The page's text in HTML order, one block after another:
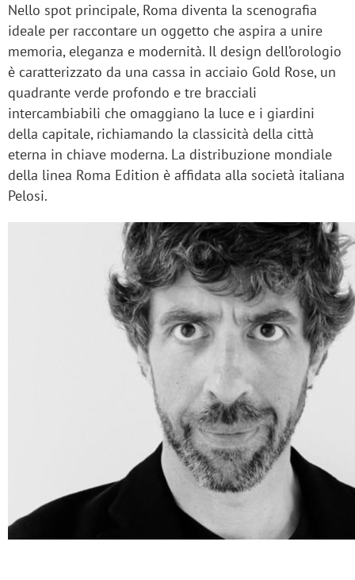
Nello spot principale, Roma diventa la scenografia
ideale per raccontare un oggetto che aspira a unire
memoria, eleganza e modernità. Il design dell’orologio
è caratterizzato da una cassa in acciaio Gold Rose, un
quadrante verde profondo e tre bracciali
intercambiabili che omaggiano la luce e i giardini
della capitale, richiamando la classicità della città
eterna in chiave moderna. La distribuzione mondiale
della linea Roma Edition è affidata alla società italiana
Pelosi.